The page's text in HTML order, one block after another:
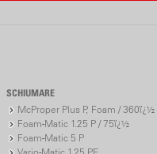
SCHIUMARE
McProper Plus P, Foam / 360ï¿½
Foam-Matic 1.25 P / 75ï¿½
Foam-Matic 5 P